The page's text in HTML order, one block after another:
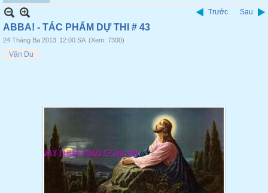
Trước Sau
ABBA! - TÁC PHẨM DỰ THI # 43
24 Tháng Ba 2013 12:00 SA (Xem: 7300)
Vân Du